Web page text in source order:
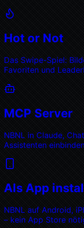
Hot or Not
Das Swipe-Spiel:
Favoriten und
MCP Server
NBNL in Claude,
Assistenten
Als App
NBNL auf Android,
– kein App Store